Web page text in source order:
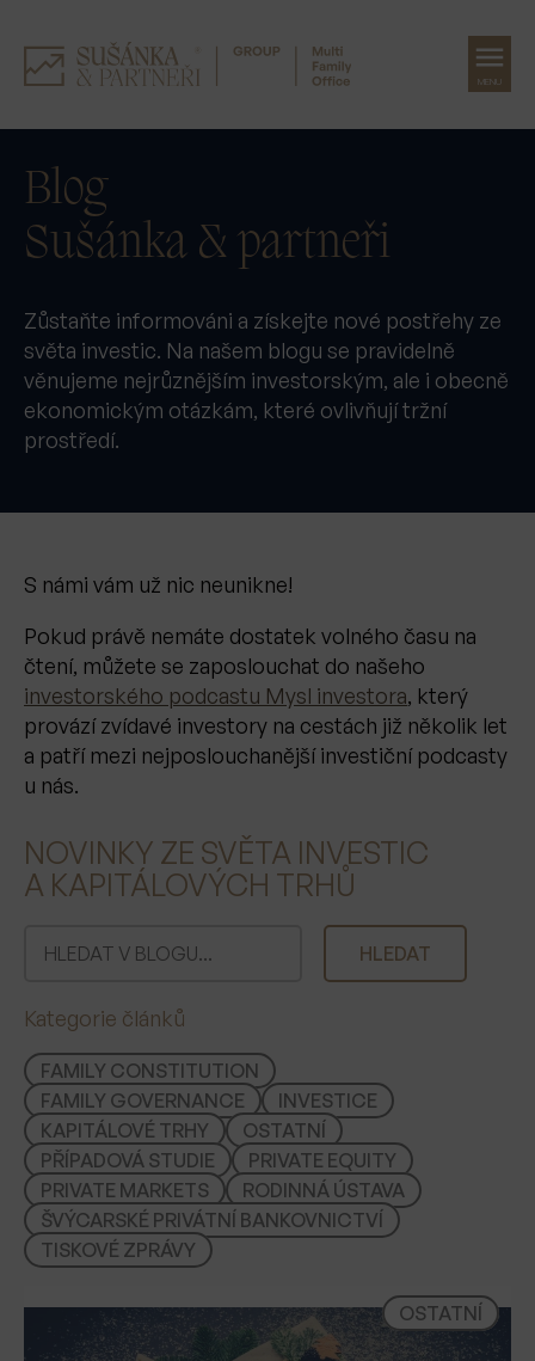
obsah
MENU
Blog
Sušánka & partneři
Zůstaňte informováni a získejte nové postřehy ze
světa investic. Na našem blogu se pravidelně
věnujeme nejrůznějším investorským, ale i obecně
ekonomickým otázkám, které ovlivňují tržní
prostředí.
S námi vám už nic neunikne!
Pokud právě nemáte dostatek volného času na
čtení, můžete se zaposlouchat do našeho
investorského podcastu Mysl investora, který
provází zvídavé investory na cestách již několik let
a patří mezi nejposlouchanější investiční podcasty
u nás.
NOVINKY ZE SVĚTA INVESTIC
A KAPITÁLOVÝCH TRHŮ
d
a
t
HLEDAT
Kategorie článků
FAMILY CONSTITUTION
FAMILY GOVERNANCE
INVESTICE
KAPITÁLOVÉ TRHY
OSTATNÍ
PŘÍPADOVÁ STUDIE
PRIVATE EQUITY
PRIVATE MARKETS
RODINNÁ ÚSTAVA
ŠVÝCARSKÉ PRIVÁTNÍ BANKOVNICTVÍ
TISKOVÉ ZPRÁVY
OSTATNÍ